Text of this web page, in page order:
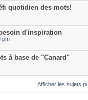
quotidien des mots!
d'inspiration
pm
à base de "Canard"
Afficher les sujets